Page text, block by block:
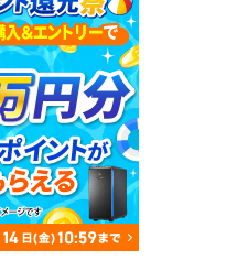
を見る
Balin
楽天市場
Amazon
Yahooショッピング